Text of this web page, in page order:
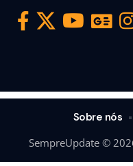
SempreUpdate ©
Sobre nós